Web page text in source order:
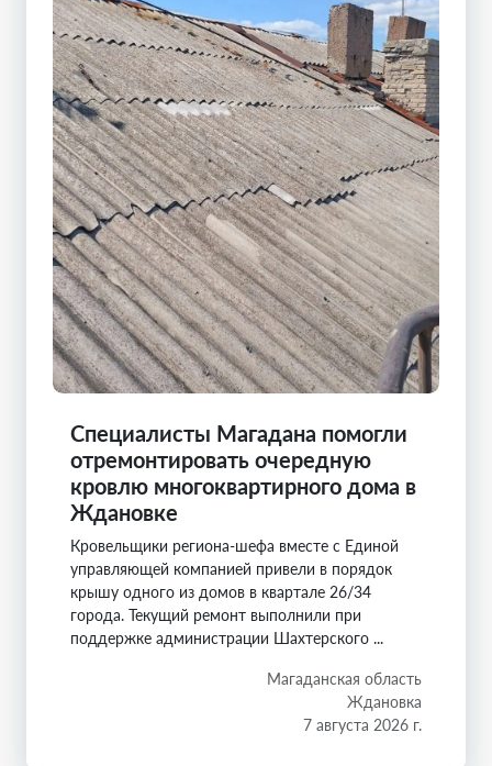
Специалисты Магадана помогли
отремонтировать очередную
кровлю многоквартирного дома в
Ждановке
Кровельщики региона-шефа вместе с Единой
управляющей компанией привели в порядок
крышу одного из домов в квартале 26/34
города. Текущий ремонт выполнили при
поддержке администрации Шахтерского ...
Магаданская область
Ждановка
7 августа 2026 г.